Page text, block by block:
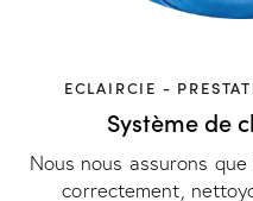
ECLAIRCIE -
Système de
Nous nous assurons
correctement,